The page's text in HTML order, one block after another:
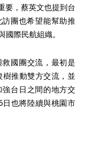
要，蔡英文也提到台
團也希望能幫助推
際民航組織。
國團交流，最初是
推動雙方交流，並
台日之間的地方交
也將陸續與桃園市